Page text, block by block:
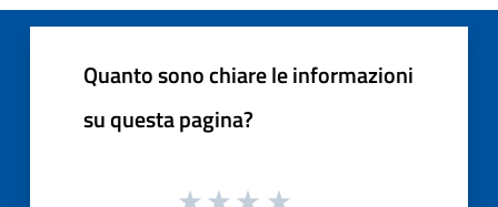
Quanto sono chiare le informazioni
su questa pagina?